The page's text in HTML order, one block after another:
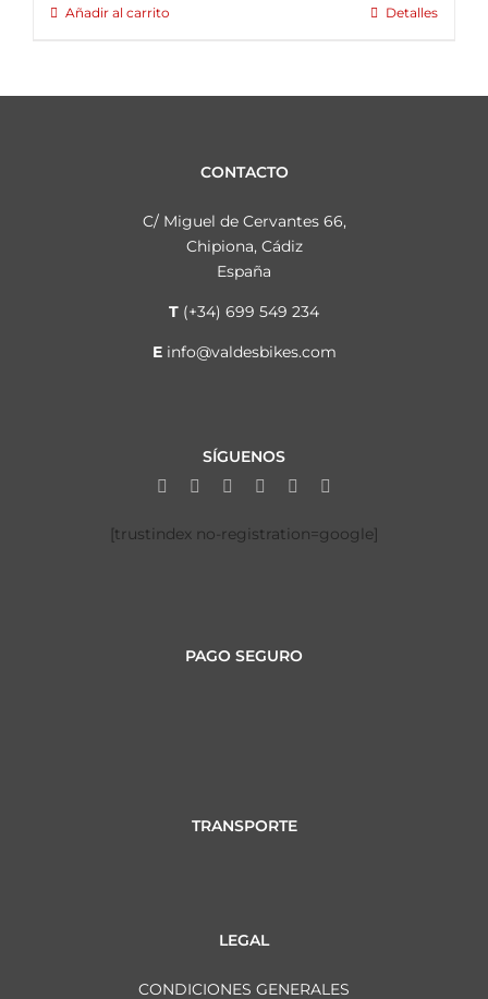
Añadir al carrito Detalles
CONTACTO
C/ Miguel de Cervantes 66,
Chipiona, Cádiz
España
T (+34) 699 549 234
E info@valdesbikes.com
SÍGUENOS
[trustindex no-registration=google]
PAGO SEGURO
TRANSPORTE
LEGAL
CONDICIONES GENERALES